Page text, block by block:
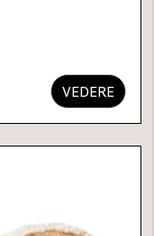
VEDERE